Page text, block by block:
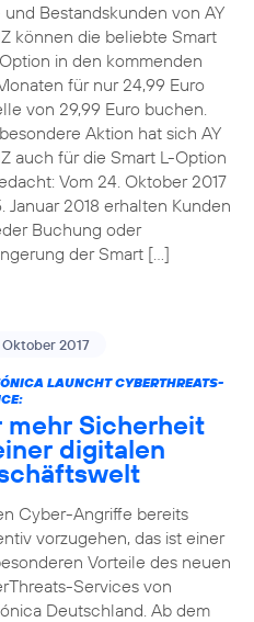
und Bestandskunden von AY
können die beliebte Smart
in den kommenden
für nur 24,99 Euro
von 29,99 Euro buchen.
Aktion hat sich AY
auch für die Smart L-Option
Vom 24. Oktober 2017
Januar 2018 erhalten Kunden
Buchung oder
der Smart […]
2017
LAUNCHT CYBERTHREATS-
mehr Sicherheit
digitalen
Cyber-Angriffe bereits
vorzugehen, das ist einer
Vorteile des neuen
Services von
Deutschland. Ab dem